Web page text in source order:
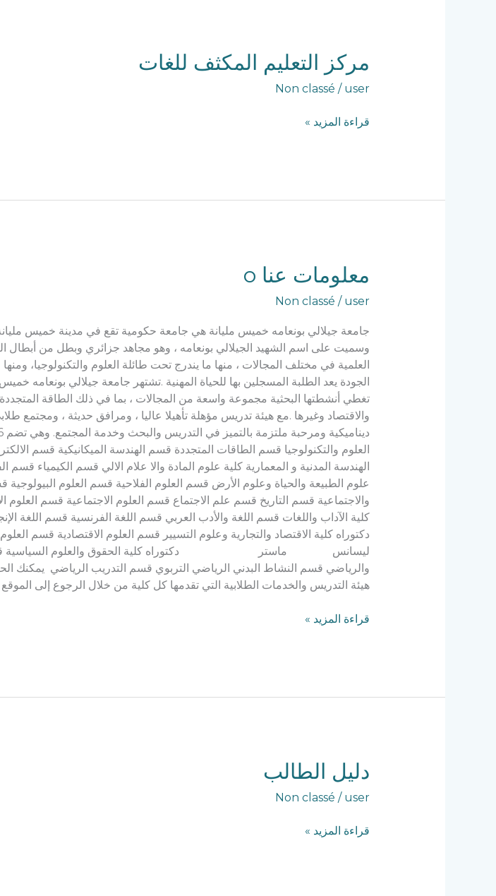
مركز التعليم المكثف للغات
Non classé / user
مركز
التعليم
المكثف
قراءة المزيد »
معلومات عنا o
Non classé / user
وسميت على اسم الشهيد الجيلالي بونعامه ، وهو مجاهد جزائري وبطل من أبطال
العلمية في مختلف المجالات ، منها ما يندرج تحت طائلة العلوم والتكنولوجيا،
الجودة يعد الطلبة المسجلين بها للحياة المهنية .تشتهر جامعة جيلالي بونعامه
تغطي أنشطتها البحثية مجموعة واسعة من المجالات ، بما في ذلك الطاقة المتجددة ،
والاقتصاد وغيرها .مع هيئة تدريس مؤهلة تأهيلا عاليا ، ومرافق حديثة ، ومجتمع
العلوم والتكنولوجيا قسم الطاقات المتجددة قسم الهندسة الميكانيكية قسم
الهندسة المدنية و المعمارية كلية علوم المادة والا علام الالي قسم الكيمياء
علوم الطبيعة والحياة وعلوم الأرض قسم العلوم الفلاحية قسم العلوم
والاجتماعية قسم التاريخ قسم علم الاجتماع قسم العلوم الاجتماعية قسم
كلية الآداب واللغات قسم اللغة والأدب العربي قسم اللغة
دكتوراه كلية الاقتصاد والتجارية وعلوم التسيير قسم العلوم الاقتصادية قسم
ليسانس ماستر دكتوراه كلية الحقوق والعلوم السياسية قسم
والرياضي قسم النشاط البدني الرياضي التربوي قسم التدريب الرياضي يمكنك
هيئة التدريس والخدمات الطلابية التي تقدمها كل كلية من خلال الرجوع إلى الموقع
معلومات
عنا
o
قراءة المزيد »
دليل الطالب
Non classé / user
دليل
الطالب
قراءة المزيد »